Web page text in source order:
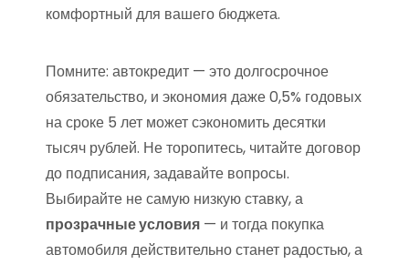
комфортный для вашего бюджета.
Помните: автокредит — это долгосрочное
обязательство, и экономия даже 0,5% годовых
на сроке 5 лет может сэкономить десятки
тысяч рублей. Не торопитесь, читайте договор
до подписания, задавайте вопросы.
Выбирайте не самую низкую ставку, а
прозрачные условия — и тогда покупка
автомобиля действительно станет радостью, а